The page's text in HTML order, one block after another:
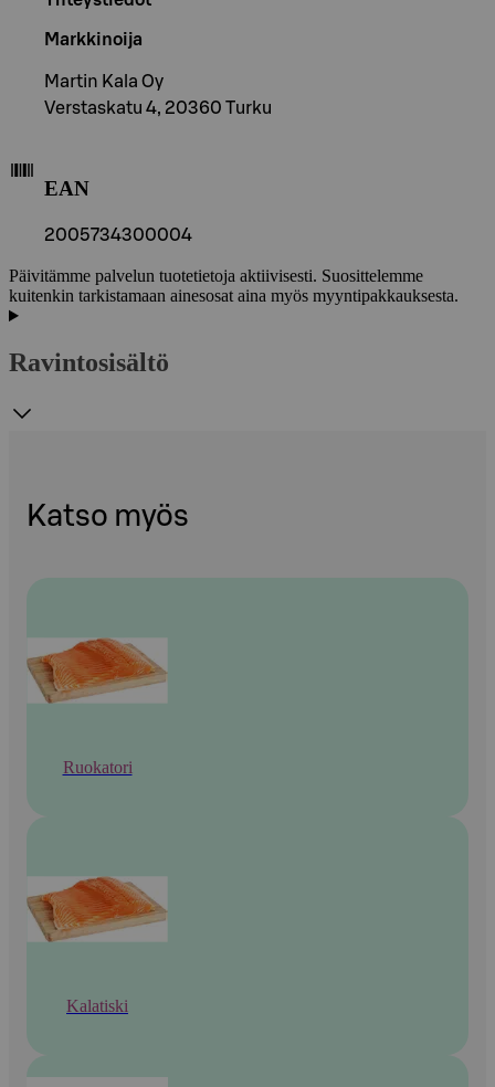
Markkinoija
Martin Kala Oy
Verstaskatu 4, 20360 Turku
EAN
2005734300004
Päivitämme palvelun tuotetietoja aktiivisesti. Suosittelemme
kuitenkin tarkistamaan ainesosat aina myös myyntipakkauksesta.
Ravintosisältö
Katso myös
Ruokatori
Kalatiski